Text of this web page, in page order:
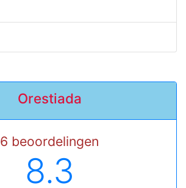
Orestiada
6 beoordelingen
8.3